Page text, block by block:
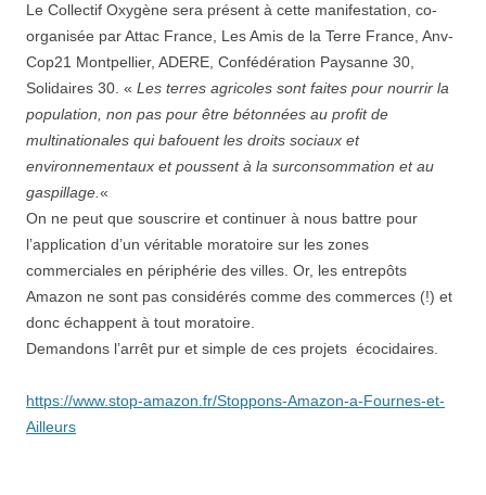
Le Collectif Oxygène sera présent à cette manifestation, co-
organisée par Attac France, Les Amis de la Terre France, Anv-
Cop21 Montpellier, ADERE, Confédération Paysanne 30,
Solidaires 30. « Les terres agricoles sont faites pour nourrir la
population, non pas pour être bétonnées au profit de
multinationales qui bafouent les droits sociaux et
environnementaux et poussent à la surconsommation et au
gaspillage. «
On ne peut que souscrire et continuer à nous battre pour
l’application d’un véritable moratoire sur les zones
commerciales en périphérie des villes. Or, les entrepôts
Amazon ne sont pas considérés comme des commerces (!) et
donc échappent à tout moratoire.
Demandons l’arrêt pur et simple de ces projets écocidaires.
https://www.stop-amazon.fr/Stoppons-Amazon-a-Fournes-et-
Ailleurs